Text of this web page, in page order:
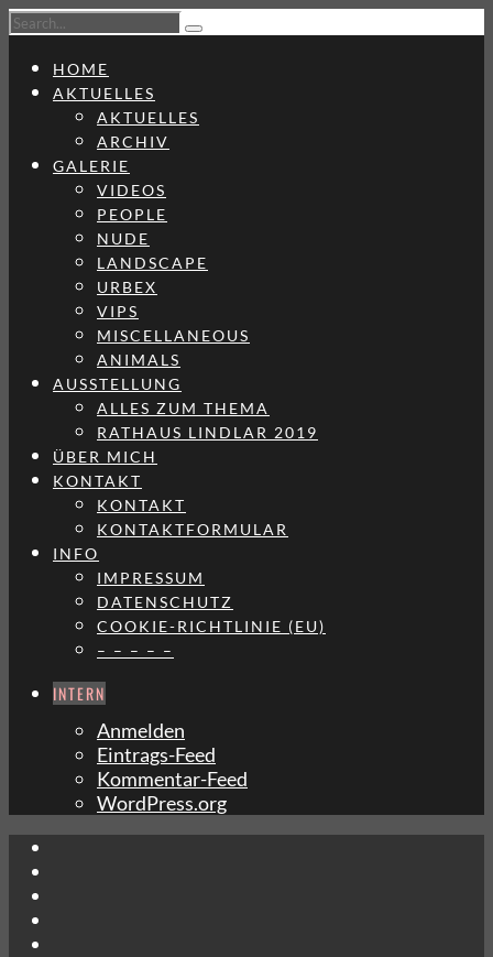
HOME
AKTUELLES
AKTUELLES
ARCHIV
GALERIE
VIDEOS
PEOPLE
NUDE
LANDSCAPE
URBEX
VIPS
MISCELLANEOUS
ANIMALS
AUSSTELLUNG
ALLES ZUM THEMA
RATHAUS LINDLAR 2019
ÜBER MICH
KONTAKT
KONTAKT
KONTAKTFORMULAR
INFO
IMPRESSUM
DATENSCHUTZ
COOKIE-RICHTLINIE (EU)
– – – – –
INTERN
Anmelden
Eintrags-Feed
Kommentar-Feed
WordPress.org